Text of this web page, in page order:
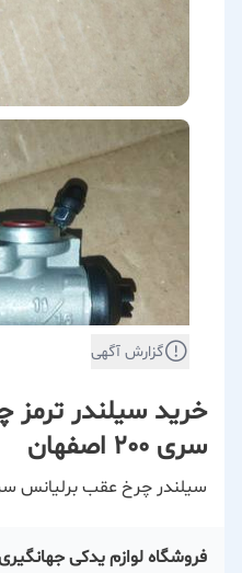
گزارش آگهی
خرید سیلندر
سری 200 اصفهان
سیلندر چرخ عقب برلیانس سری ۲۰۰ سمت راست
فروشگاه لوازم یدکی